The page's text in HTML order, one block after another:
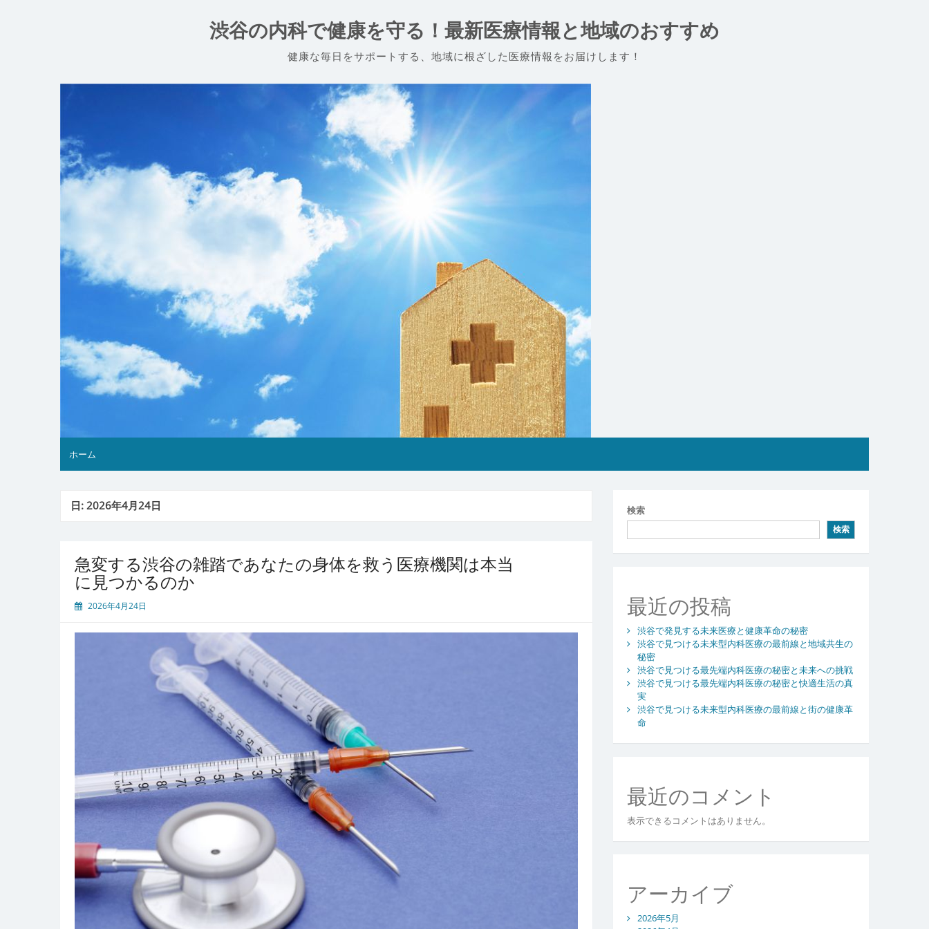
渋谷の内科で健康を守る！最新医療情報と地域のおすすめ
健康な毎日をサポートする、地域に根ざした医療情報をお届けします！
ホーム
日:2026年4月24日
急変する渋谷の雑踏であなたの身体を救う医療機関は本当
に見つかるのか
2026年4月24日
検索
検索
最近の投稿
渋谷で発見する未来医療と健康革命の秘密
渋谷で見つける未来型内科医療の最前線と地域共生の
秘密
渋谷で見つける最先端内科医療の秘密と未来への挑戦
渋谷で見つける最先端内科医療の秘密と快適生活の真
実
渋谷で見つける未来型内科医療の最前線と街の健康革
命
最近のコメント
表示できるコメントはありません。
アーカイブ
2026年5月